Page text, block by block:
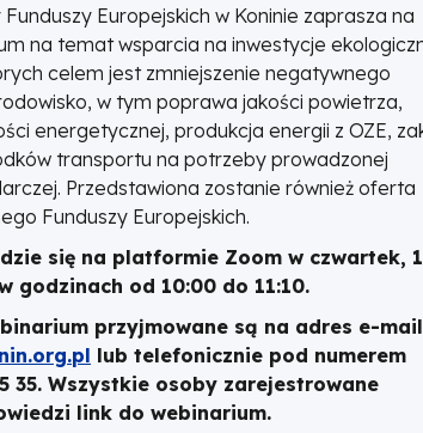
Europejskich w Koninie zaprasza na
na temat wsparcia na inwestycje
celem jest zmniejszenie negatywnego
w tym poprawa jakości powietrza,
energetycznej, produkcja energii z OZE,
transportu na potrzeby prowadzonej
Przedstawiona zostanie również oferta
Funduszy Europejskich.
się na platformie Zoom w czwartek,
godzinach od 10:00 do 11:10.
przyjmowane są na adres e-mail
lub telefonicznie pod numerem
35. Wszystkie osoby zarejestrowane
link do webinarium.